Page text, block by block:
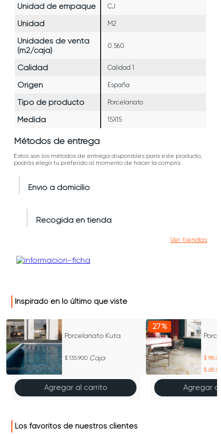
Unidad de empaque CJ
Unidad M2
Unidades de venta
(m2/caja)
0.560
Calidad Calidad 1
Origen España
Tipo de producto Porcelanato
Medida 15X15
Métodos de entrega
Estos son los métodos de entrega disponibles para este producto,
podrás elegir tu preferido al momento de hacer la compra:
Envío a domicilio
Recogida en tienda
Ver tiendas
Inspirado en lo último que viste
Porcelanato Kuta
135.900 Caja
Agregar al carrito
27%
Agregar
Los favoritos de nuestros clientes